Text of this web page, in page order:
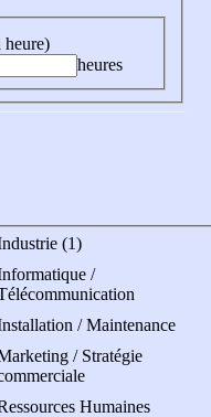
heure)
heures
(1)
/
/ Maintenance
/ Stratégie
Humaines